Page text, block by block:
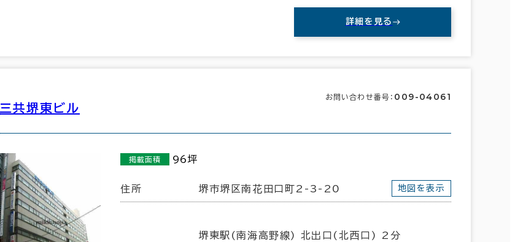
詳細を見る
三共堺東ビル
お問い合わせ番号： 009-04061
掲載面積 96坪
住所 堺市堺区南花田口町2-3-20 地図を表示
堺東駅(南海高野線) 北出口(北西口) 2分
該当数 1,902室(835棟)
この条件で検索する